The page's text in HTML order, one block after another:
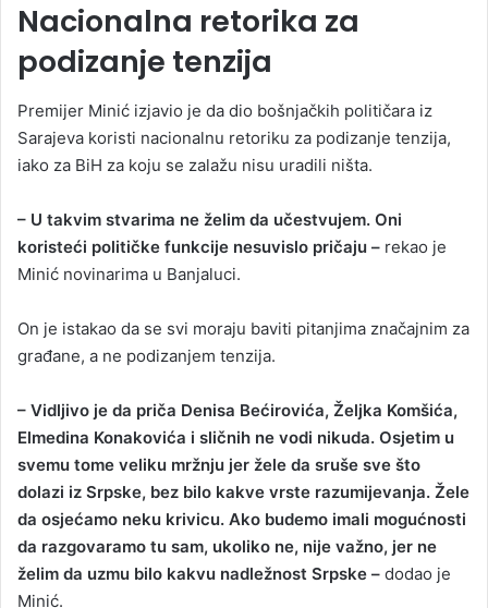
Nacionalna retorika za
podizanje tenzija
Premijer Minić izjavio je da dio bošnjačkih političara iz
Sarajeva koristi nacionalnu retoriku za podizanje tenzija,
iako za BiH za koju se zalažu nisu uradili ništa.
– U takvim stvarima ne želim da učestvujem. Oni
koristeći političke funkcije nesuvislo pričaju – rekao je
Minić novinarima u Banjaluci.
On je istakao da se svi moraju baviti pitanjima značajnim za
građane, a ne podizanjem tenzija.
– Vidljivo je da priča Denisa Bećirovića, Željka Komšića,
Elmedina Konakovića i sličnih ne vodi nikuda. Osjetim u
svemu tome veliku mržnju jer žele da sruše sve što
dolazi iz Srpske, bez bilo kakve vrste razumijevanja. Žele
da osjećamo neku krivicu. Ako budemo imali mogućnosti
da razgovaramo tu sam, ukoliko ne, nije važno, jer ne
želim da uzmu bilo kakvu nadležnost Srpske – dodao je
Minić.